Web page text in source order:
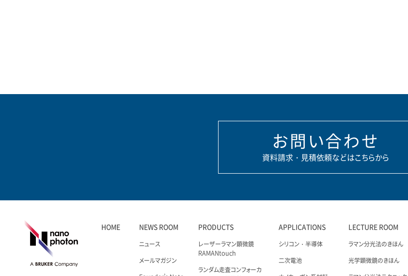
お問い合わせ
資料請求・見積依頼などはこちらから
HOME NEWS ROOM
ニュース
メールマガジン
PRODUCTS
レーザーラマン顕微鏡
RAMANtouch
ランダム走査コンフォーカ
APPLICATIONS
シリコン・半導体
二次電池
LECTURE ROOM
ラマン分光法のきほん
光学顕微鏡のきほん